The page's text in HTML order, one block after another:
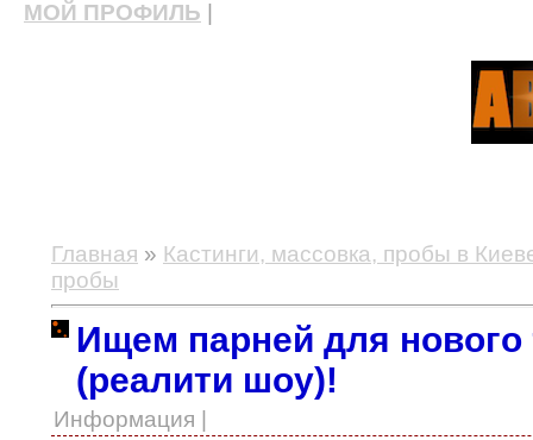
МОЙ ПРОФИЛЬ
Главная » Кастинги, массовка, пробы в
пробы
Ищем парней для нового
(реалити шоу)!
Информация |